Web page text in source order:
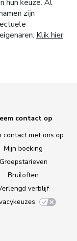
hun keuze. Al
zijn
Klik hier
contact op
contact met ons op
Mijn boeking
Groepstarieven
Bruiloften
verblijf